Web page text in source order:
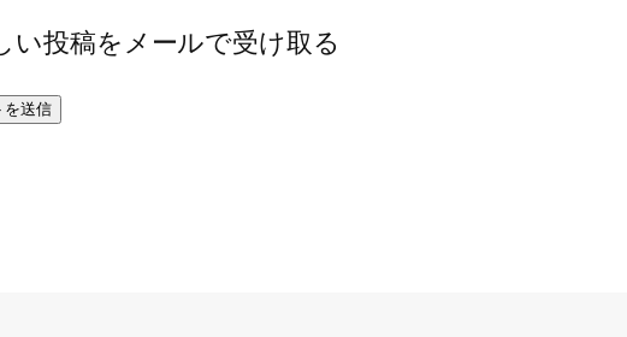
い投稿をメールで受け取る